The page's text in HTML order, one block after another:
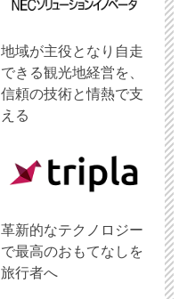
地域が主役となり自走
できる観光地経営を、
信頼の技術と情熱で支
える
革新的なテクノロジー
で最高のおもてなしを
旅行者へ